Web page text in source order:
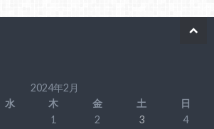
2024年2月
水 木 金 土
日
1
2 3
4